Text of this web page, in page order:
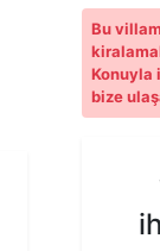
Bu
Konuyla
bize